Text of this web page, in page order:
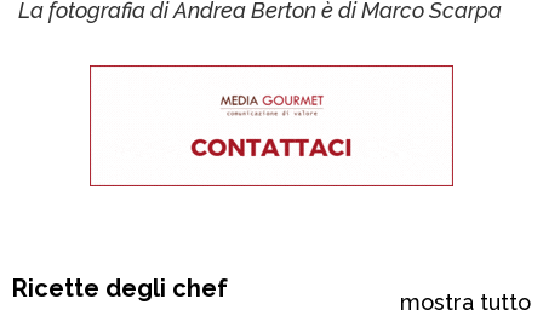
La fotografia di Andrea Berton è di Marco Scarpa
Ricette degli chef mostra tutto